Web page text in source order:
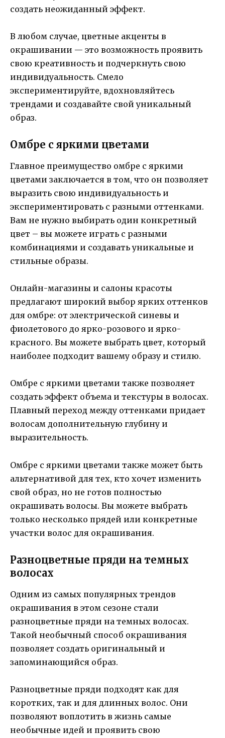
создать неожиданный эффект.
В любом случае, цветные акценты в
окрашивании — это возможность проявить
свою креативность и подчеркнуть свою
индивидуальность. Смело
экспериментируйте, вдохновляйтесь
трендами и создавайте свой уникальный
образ.
Омбре с яркими цветами
Главное преимущество омбре с яркими
цветами заключается в том, что он позволяет
выразить свою индивидуальность и
экспериментировать с разными оттенками.
Вам не нужно выбирать один конкретный
цвет – вы можете играть с разными
комбинациями и создавать уникальные и
стильные образы.
Онлайн-магазины и салоны красоты
предлагают широкий выбор ярких оттенков
для омбре: от электрической синевы и
фиолетового до ярко-розового и ярко-
красного. Вы можете выбрать цвет, который
наиболее подходит вашему образу и стилю.
Омбре с яркими цветами также позволяет
создать эффект объема и текстуры в волосах.
Плавный переход между оттенками придает
волосам дополнительную глубину и
выразительность.
Омбре с яркими цветами также может быть
альтернативой для тех, кто хочет изменить
свой образ, но не готов полностью
окрашивать волосы. Вы можете выбрать
только несколько прядей или конкретные
участки волос для окрашивания.
Разноцветные пряди на темных
волосах
Одним из самых популярных трендов
окрашивания в этом сезоне стали
разноцветные пряди на темных волосах.
Такой необычный способ окрашивания
позволяет создать оригинальный и
запоминающийся образ.
Разноцветные пряди подходят как для
коротких, так и для длинных волос. Они
позволяют воплотить в жизнь самые
необычные идей и проявить свою